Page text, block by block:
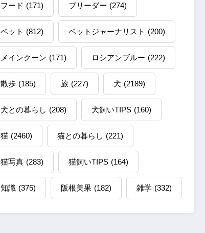
フード (171) ブリーダー (274)
ペット (812) ペットジャーナリスト (200)
メインクーン (171) ロシアンブルー (222)
散歩 (185) 旅 (227) 犬 (2189)
犬との暮らし (208) 犬飼いTIPS (160)
猫 (2460) 猫との暮らし (221)
猫写真 (283) 猫飼いTIPS (164)
知識 (375) 阪根美果 (182) 雑学 (332)